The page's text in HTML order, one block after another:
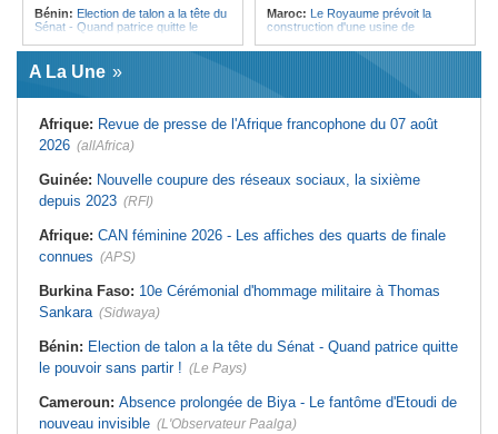
Bénin: Election de talon a la tête du
Sénat - Quand patrice quitte le
Cameroun:
Biya - Le fantôme d'Etoudi de
cardinal d'Abuja provoque l'ire du
président Bola Tinubu
parleur «Djidji Ayôkwé» prend une
dimension politique
Guinée: Le président dissipe les
santé dans un message publié sur X
Afrique:Etats généraux de
rupture
Maroc: Le Royaume prévoit la
construction d'une usine de
déchets à Casablanca
agents de sécurité, selon des
associations
Afrique:Promesse de la finale de la
maintien ?
Maroc:Driss Lachguar - Les défis
traitement courageux des causes
profondes
A La Une
Afrique: Revue de presse de l'Afrique francophone du 07 août
2026 (allAfrica)
Guinée: Nouvelle coupure des réseaux sociaux, la sixième
depuis 2023 (RFI)
Afrique: CAN féminine 2026 - Les affiches des quarts de finale
connues (APS)
Burkina Faso: 10e Cérémonial d'hommage militaire à Thomas
Sankara (Sidwaya)
Bénin: Election de talon a la tête du Sénat - Quand patrice quitte
le pouvoir sans partir ! (Le Pays)
Cameroun: Absence prolongée de Biya - Le fantôme d'Etoudi de
nouveau invisible (L'Observateur Paalga)